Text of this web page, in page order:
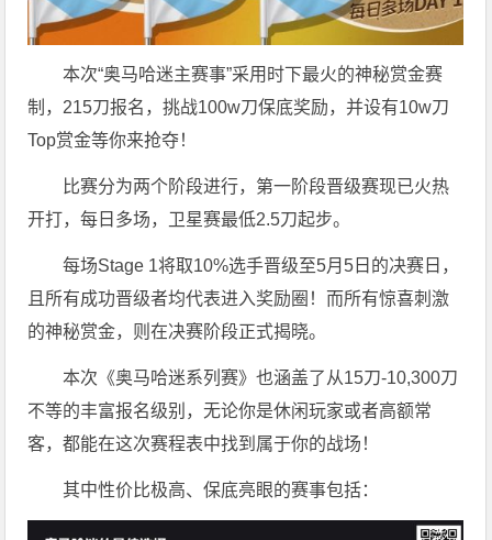
本次“奥马哈迷主赛事”采用时下最火的神秘赏金赛
制，215刀报名，挑战100w刀保底奖励，并设有10w刀
Top赏金等你来抢夺！
比赛分为两个阶段进行，第一阶段晋级赛现已火热
开打，每日多场，卫星赛最低2.5刀起步。
每场Stage 1将取10%选手晋级至5月5日的决赛日，
且所有成功晋级者均代表进入奖励圈！而所有惊喜刺激
的神秘赏金，则在决赛阶段正式揭晓。
本次《奥马哈迷系列赛》也涵盖了从15刀-10,300刀
不等的丰富报名级别，无论你是休闲玩家或者高额常
客，都能在这次赛程表中找到属于你的战场！
其中性价比极高、保底亮眼的赛事包括：